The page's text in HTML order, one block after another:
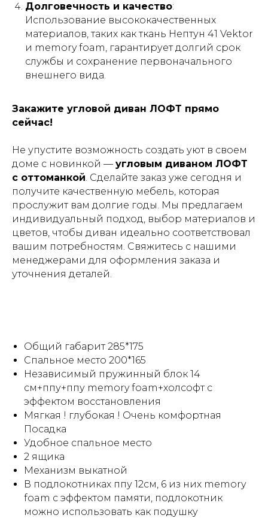
Долговечность и качество:
Использование высококачественных
материалов, таких как ткань Нептун 41 Vektor
и memory foam, гарантирует долгий срок
службы и сохранение первоначального
внешнего вида.
Закажите угловой диван ЛОФТ прямо
сейчас!
Не упустите возможность создать уют в своем
доме с новинкой — угловым диваном ЛОФТ
с оттоманкой. Сделайте заказ уже сегодня и
получите качественную мебель, которая
прослужит вам долгие годы. Мы предлагаем
индивидуальный подход, выбор материалов и
цветов, чтобы диван идеально соответствовал
вашим потребностям. Свяжитесь с нашими
менеджерами для оформления заказа и
уточнения деталей.
Общий габарит 285*175
Спальное место 200*165
Независимый пружинный блок 14
см+ппу+ппу memory foam+холсофт с
эффектом восстановления
Мягкая ! глубокая ! Очень комфортная
Посадка
Удобное спальное место
2 ящика
Механизм выкатной
В подлокотниках ппу 12см, 6 из них memory
foam с эффектом памяти, подлокотник
можно использовать как подушку